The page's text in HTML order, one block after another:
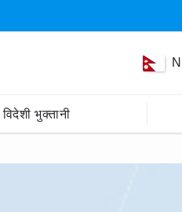
विदेशी भुक्तानी